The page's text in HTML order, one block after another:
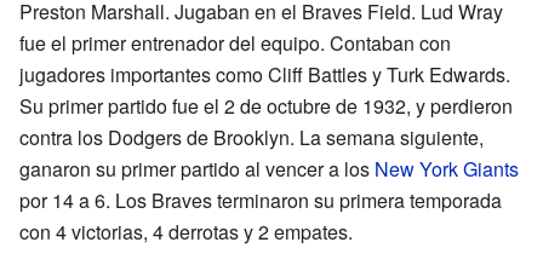
Preston Marshall. Jugaban en el Braves Field. Lud Wray
fue el primer entrenador del equipo. Contaban con
jugadores importantes como Cliff Battles y Turk Edwards.
Su primer partido fue el 2 de octubre de 1932, y perdieron
contra los Dodgers de Brooklyn. La semana siguiente,
ganaron su primer partido al vencer a los New York Giants
por 14 a 6. Los Braves terminaron su primera temporada
con 4 victorias, 4 derrotas y 2 empates.